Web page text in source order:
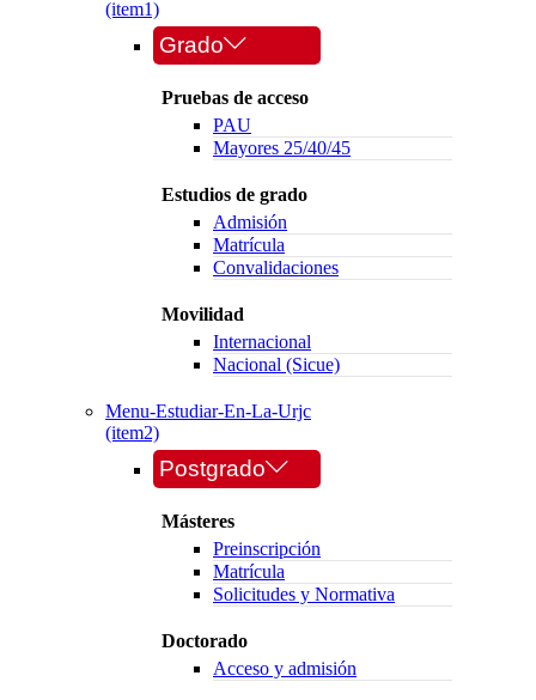
(item1)
Grado
Pruebas de acceso
PAU
Mayores 25/40/45
Estudios de grado
Admisión
Matrícula
Convalidaciones
Movilidad
Internacional
Nacional (Sicue)
Menu-Estudiar-En-La-Urjc
(item2)
Postgrado
Másteres
Preinscripción
Matrícula
Solicitudes y Normativa
Doctorado
Acceso y admisión